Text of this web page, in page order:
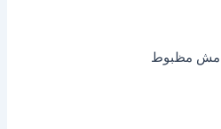
مش مظبوط